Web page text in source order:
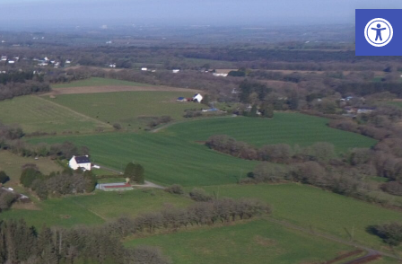
Ouvrir la barre d’outils